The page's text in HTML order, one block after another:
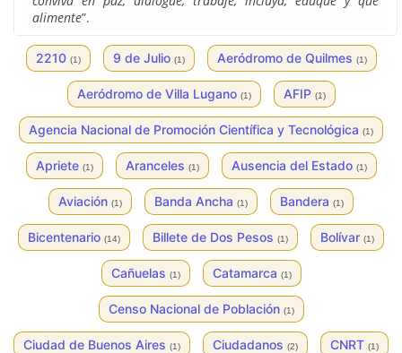
alimente”.
2210 (1) 9 de Julio (1) Aeródromo de Quilmes (1)
Aeródromo de Villa Lugano (1) AFIP (1)
Agencia Nacional de Promoción Científica y Tecnológica (1)
Apriete (1) Aranceles (1) Ausencia del Estado (1)
Aviación (1) Banda Ancha (1) Bandera (1)
Bicentenario (14) Billete de Dos Pesos (1) Bolívar (1)
Cañuelas (1) Catamarca (1)
Censo Nacional de Población (1)
Ciudad de Buenos Aires (1) Ciudadanos (2) CNRT (1)